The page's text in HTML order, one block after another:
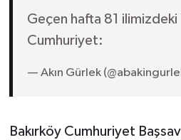
Geçen hafta 81 ilimizdeki
Cumhuriyet:
— Akın Gürlek
Bakırköy Cumhuriyet